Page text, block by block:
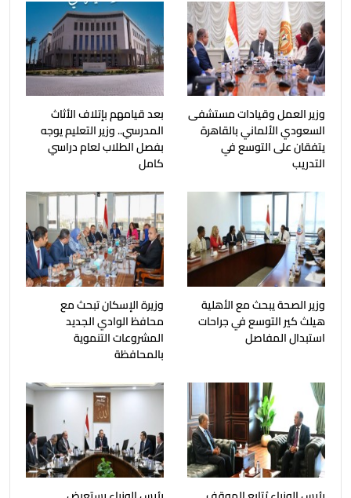
وزير العمل وقيادات مستشفى
السعودي الألماني بالقاهرة
يتفقان على التوسع في
التدريب
بعد قيامهم بإتلاف الأثاث
المدرسي.. وزير التعليم يوجه
بفصل الطلاب لعام دراسي
كامل
وزير الصحة يبحث مع الأهلية
هيلث كير التوسع في جراحات
استبدال المفاصل
وزيرة الإسكان تبحث مع
محافظ الوادي الجديد
المشروعات التنموية
بالمحافظة